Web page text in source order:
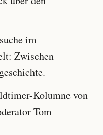
im
Zwischen
Kolumne von
Tom